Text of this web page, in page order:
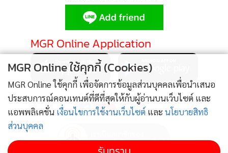
MGR Online Application
ติดตาม MGR Online
MGR Online ใช้คุกกี้ (Cookies)
MGR Online ใช้คุกกี้ เพื่อจัดการข้อมูลส่วนบุคคลเพื่อนำเสนอ
ประสบการณ์คอนเทนต์ที่ดีที่สุดให้กับผู้อ่านบนเว็บไซต์ และ
แอพพลิเคชั่น เงื่อนไขการใช้งานเว็บไซต์ และ นโยบายสิทธิ
ส่วนบุคคล